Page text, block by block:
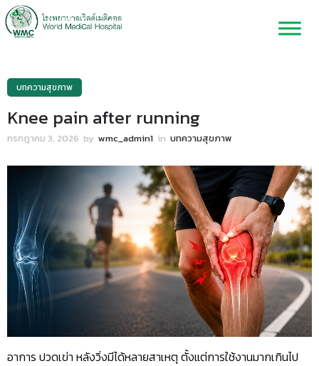
บทความสุขภาพ
Knee pain after running
กรกฎาคม 3, 2026 by wmc_admin1 in บทความสุขภาพ
อาการ ปวดเข่า หลังวิ่งมีได้หลายสาเหตุ ตั้งแต่การใช้งานมากเกินไป